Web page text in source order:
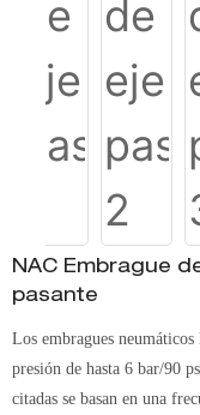
NAC Embrague
pasante
Los embragues
presión de hasta 6 bar/90
citadas se basan en una